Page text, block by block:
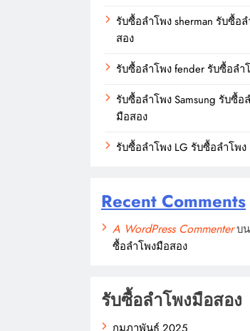
รับซื้อลำโพง sherman รับซื้อ
สอง
รับซื้อลำโพง fender รับซื้อลำ
รับซื้อลำโพง Samsung รับซื้อ
มือสอง
รับซื้อลำโพง LG รับซื้อลำโพง
Recent Comments
A WordPress Commenterบน
ซื้อลำโพงมือสอง
รับซื้อลำโพงมือสอง